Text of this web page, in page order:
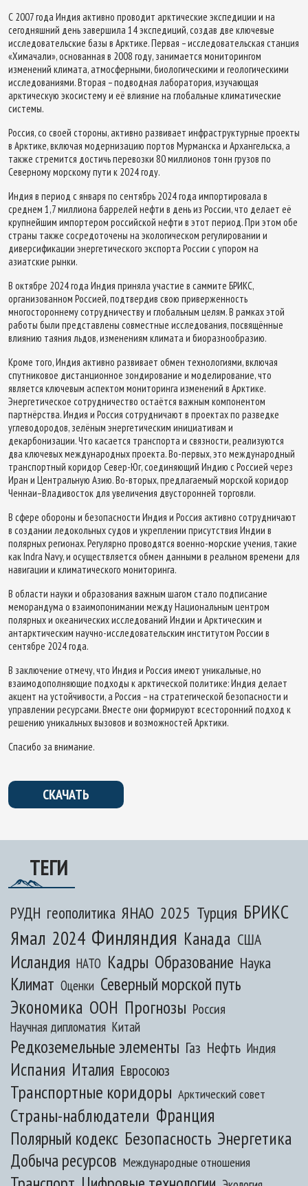
С 2007 года Индия активно проводит арктические экспедиции и на
сегодняшний день завершила 14 экспедиций, создав две ключевые
исследовательские базы в Арктике. Первая – исследовательская станция
«Химачали», основанная в 2008 году, занимается мониторингом
изменений климата, атмосферными, биологическими и геологическими
исследованиями. Вторая – подводная лаборатория, изучающая
арктическую экосистему и её влияние на глобальные климатические
системы.
Россия, со своей стороны, активно развивает инфраструктурные проекты
в Арктике, включая модернизацию портов Мурманска и Архангельска, а
также стремится достичь перевозки 80 миллионов тонн грузов по
Северному морскому пути к 2024 году.
Индия в период с января по сентябрь 2024 года импортировала в
среднем 1,7 миллиона баррелей нефти в день из России, что делает её
крупнейшим импортером российской нефти в этот период. При этом обе
страны также сосредоточены на экологическом регулировании и
диверсификации энергетического экспорта России с упором на
азиатские рынки.
В октябре 2024 года Индия приняла участие в саммите БРИКС,
организованном Россией, подтвердив свою приверженность
многостороннему сотрудничеству и глобальным целям. В рамках этой
работы были представлены совместные исследования, посвящённые
влиянию таяния льдов, изменениям климата и биоразнообразию.
Кроме того, Индия активно развивает обмен технологиями, включая
спутниковое дистанционное зондирование и моделирование, что
является ключевым аспектом мониторинга изменений в Арктике.
Энергетическое сотрудничество остаётся важным компонентом
партнёрства. Индия и Россия сотрудничают в проектах по разведке
углеводородов, зелёным энергетическим инициативам и
декарбонизации. Что касается транспорта и связности, реализуются
два ключевых международных проекта. Во-первых, это международный
транспортный коридор Север-Юг, соединяющий Индию с Россией через
Иран и Центральную Азию. Во-вторых, предлагаемый морской коридор
Ченнаи–Владивосток для увеличения двусторонней торговли.
В сфере обороны и безопасности Индия и Россия активно сотрудничают
в создании ледокольных судов и укреплении присутствия Индии в
полярных регионах. Регулярно проводятся военно-морские учения, такие
как Indra Navy, и осуществляется обмен данными в реальном времени для
навигации и климатического мониторинга.
В области науки и образования важным шагом стало подписание
меморандума о взаимопонимании между Национальным центром
полярных и океанических исследований Индии и Арктическим и
антарктическим научно-исследовательским институтом России в
сентябре 2024 года.
В заключение отмечу, что Индия и Россия имеют уникальные, но
взаимодополняющие подходы к арктической политике: Индия делает
акцент на устойчивости, а Россия – на стратегической безопасности и
управлении ресурсами. Вместе они формируют всесторонний подход к
решению уникальных вызовов и возможностей Арктики.
Спасибо за внимание.
СКАЧАТЬ
ТЕГИ
РУДН геополитика ЯНАО 2025 Турция БРИКС
Ямал 2024 Финляндия Канада США
Исландия НАТО Кадры Образование Наука
Климат Оценки Северный морской путь
Экономика ООН Прогнозы Россия
Научная дипломатия Китай
Редкоземельные элементы Газ Нефть Индия
Испания Италия Евросоюз
Транспортные коридоры Арктический совет
Страны-наблюдатели Франция
Полярный кодекс Безопасность Энергетика
Добыча ресурсов Международные отношения